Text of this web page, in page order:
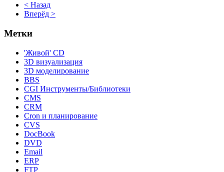
< Назад
Вперёд >
Метки
'Живой' CD
3D визуализация
3D моделирование
BBS
CGI Инструменты/Библиотеки
CMS
CRM
Cron и планирование
CVS
DocBook
DVD
Email
ERP
FTP